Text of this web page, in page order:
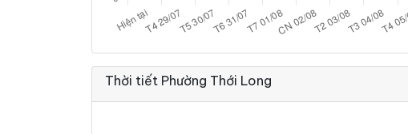
Thời tiết Phường Thới Long